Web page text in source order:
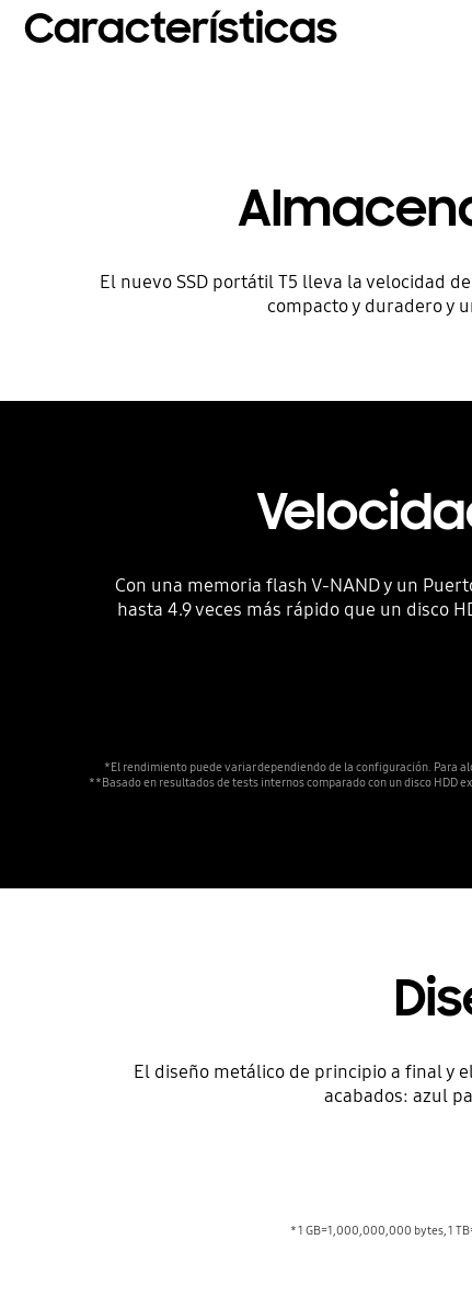
Características
El nuevo SSD portátil T5 lleva la velocidad
compacto y duradero y
Con una memoria flash V-NAND y un
hasta 4.9 veces más rápido que un disco
*El rendimiento puede variar dependiendo de la configuración. Para
**Basado en resultados de tests internos comparado con un disco HDD
El diseño metálico de principio a final y
acabados: azul
* 1 GB=1,000,000,000 bytes, 1